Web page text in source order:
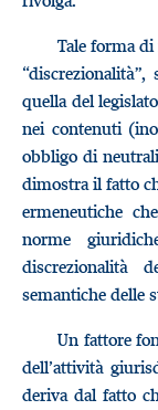
Tale forma
quella del
nei contenuti
obbligo di
dimostra il fatto
ermeneutiche
norme
discrezionalità
semantiche delle
Un fattore
dell’attività
deriva dal fatto